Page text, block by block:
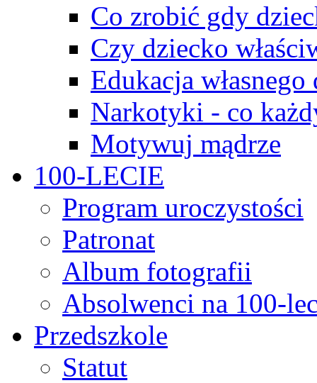
Co zrobić gdy
Czy dziecko
Edukacja własnego
Narkotyki - co
Motywuj mądrze
100-LECIE
Program uroczystości
Patronat
Album fotografii
Absolwenci na 100-
Przedszkole
Statut